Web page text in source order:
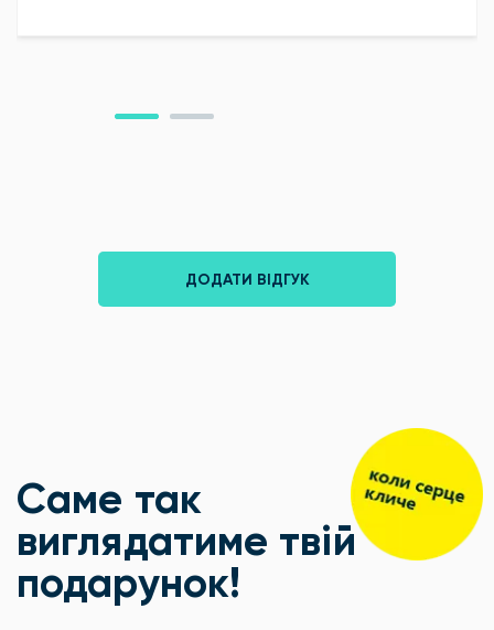
ДОДАТИ ВІДГУК
Саме так
виглядатиме твій
подарунок!